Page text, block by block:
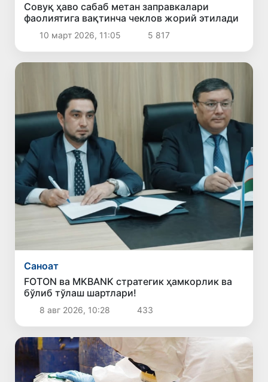
Совуқ ҳаво сабаб метан заправкалари
фаолиятига вақтинча чеклов жорий этилади
10 март 2026, 11:05 5 817
Саноат
FOTON ва MKBANK стратегик ҳамкорлик ва
бўлиб тўлаш шартлари!
8 авг 2026, 10:28 433